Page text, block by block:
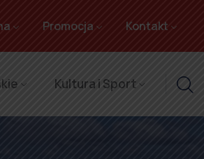
Promocja Kontakt
Kultura i Sport